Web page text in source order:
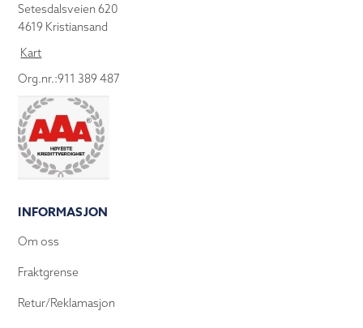
Setesdalsveien 620
4619 Kristiansand
Kart
Org.nr.:911 389 487
INFORMASJON
Om oss
Fraktgrense
Retur/Reklamasjon